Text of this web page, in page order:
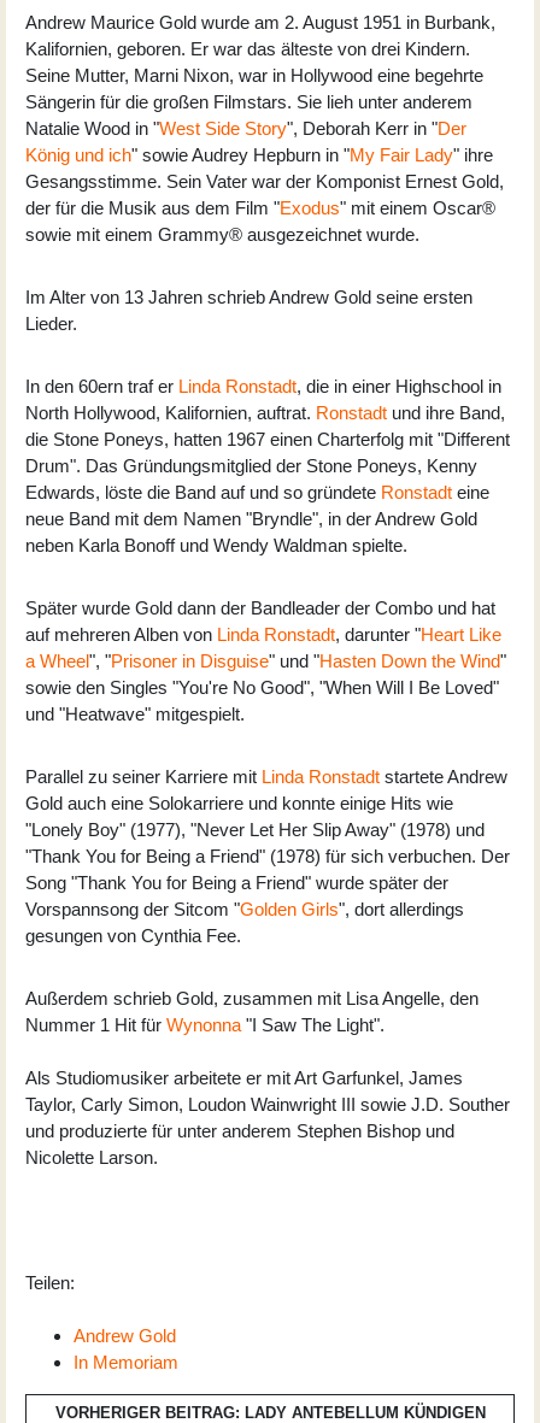
Andrew Maurice Gold wurde am 2. August 1951 in Burbank,
Kalifornien, geboren. Er war das älteste von drei Kindern.
Seine Mutter, Marni Nixon, war in Hollywood eine begehrte
Sängerin für die großen Filmstars. Sie lieh unter anderem
Natalie Wood in "West Side Story", Deborah Kerr in "Der
König und ich" sowie Audrey Hepburn in "My Fair Lady" ihre
Gesangsstimme. Sein Vater war der Komponist Ernest Gold,
der für die Musik aus dem Film "Exodus" mit einem Oscar®
sowie mit einem Grammy® ausgezeichnet wurde.
Im Alter von 13 Jahren schrieb Andrew Gold seine ersten
Lieder.
In den 60ern traf er Linda Ronstadt, die in einer Highschool in
North Hollywood, Kalifornien, auftrat. Ronstadt und ihre Band,
die Stone Poneys, hatten 1967 einen Charterfolg mit "Different
Drum". Das Gründungsmitglied der Stone Poneys, Kenny
Edwards, löste die Band auf und so gründete Ronstadt eine
neue Band mit dem Namen "Bryndle", in der Andrew Gold
neben Karla Bonoff und Wendy Waldman spielte.
Später wurde Gold dann der Bandleader der Combo und hat
auf mehreren Alben von Linda Ronstadt, darunter "Heart Like
a Wheel", "Prisoner in Disguise" und "Hasten Down the Wind"
sowie den Singles "You're No Good", "When Will I Be Loved"
und "Heatwave" mitgespielt.
Parallel zu seiner Karriere mit Linda Ronstadt startete Andrew
Gold auch eine Solokarriere und konnte einige Hits wie
"Lonely Boy" (1977), "Never Let Her Slip Away" (1978) und
"Thank You for Being a Friend" (1978) für sich verbuchen. Der
Song "Thank You for Being a Friend" wurde später der
Vorspannsong der Sitcom "Golden Girls", dort allerdings
gesungen von Cynthia Fee.
Außerdem schrieb Gold, zusammen mit Lisa Angelle, den
Nummer 1 Hit für Wynonna "I Saw The Light".
Als Studiomusiker arbeitete er mit Art Garfunkel, James
Taylor, Carly Simon, Loudon Wainwright III sowie J.D. Souther
und produzierte für unter anderem Stephen Bishop und
Nicolette Larson.
Teilen:
Andrew Gold
In Memoriam
VORHERIGER BEITRAG: LADY ANTEBELLUM KÜNDIGEN